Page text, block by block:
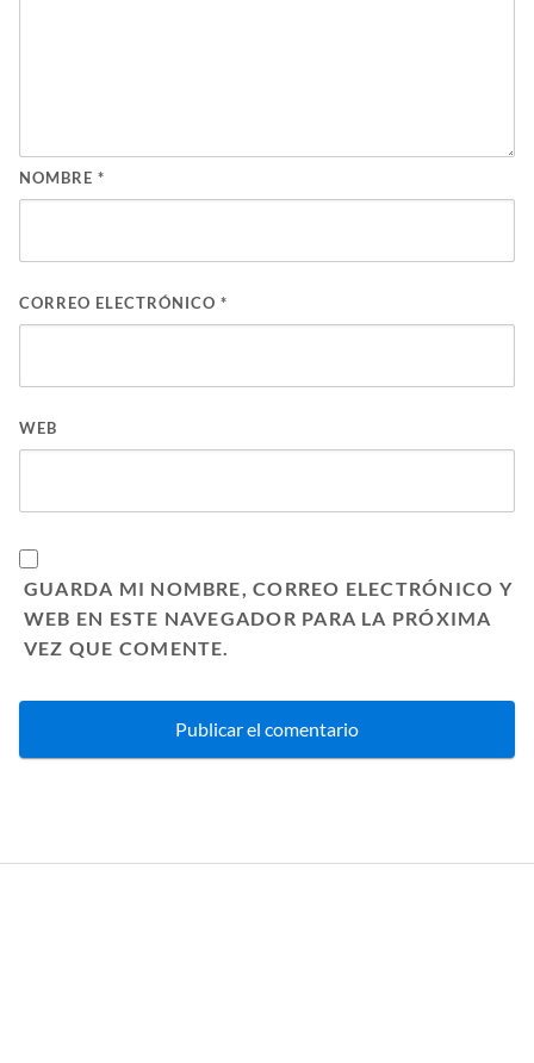
NOMBRE *
CORREO ELECTRÓNICO *
WEB
GUARDA MI NOMBRE, CORREO ELECTRÓNICO Y
WEB EN ESTE NAVEGADOR PARA LA PRÓXIMA
VEZ QUE COMENTE.